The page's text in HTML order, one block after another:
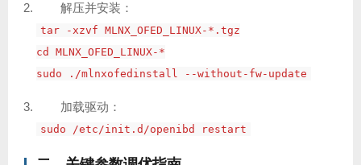
解压并安装：
tar -xzvf MLNX_OFED_LINUX-*.tgz
cd MLNX_OFED_LINUX-*
sudo ./mlnxofedinstall --without-fw-update
加载驱动：
sudo /etc/init.d/openibd restart